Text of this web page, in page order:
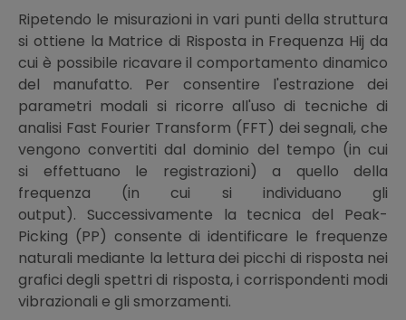
Ripetendo le misurazioni in vari punti della struttura
si ottiene la Matrice di Risposta in Frequenza Hij da
cui è possibile ricavare il comportamento dinamico
del manufatto. Per consentire l'estrazione dei
parametri modali si ricorre all'uso di tecniche di
analisi Fast Fourier Transform (FFT) dei segnali, che
vengono convertiti dal dominio del tempo (in cui
si effettuano le registrazioni) a quello della
frequenza (in cui si individuano gli
output). Successivamente la tecnica del Peak-
Picking (PP) consente di identificare le frequenze
naturali mediante la lettura dei picchi di risposta nei
grafici degli spettri di risposta, i corrispondenti modi
vibrazionali e gli smorzamenti.